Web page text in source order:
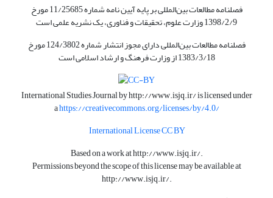
فصلنامه مطالعات بین‌المللی بر پایه آیین نامه شماره 11/25685 مورخ
1398/2/9 وزارت علوم، تحقیقات و فناوری، یک نشریه علمی است
فصلنامه مطالعات بین‌المللی دارای مجوز انتشار شماره 124/3802 مورخ
1383/3/18 از وزارت فرهنگ و ارشاد اسلامی است
International Studies Journal byhttp://www.isjq.ir/is licensed under
ahttps://creativecommons.org/licenses/by/4.0/
International License CC BY
Based on a work athttp://www.isjq.ir/.
Permissions beyond the scope of this license may be available at
http://www.isjq.ir/.